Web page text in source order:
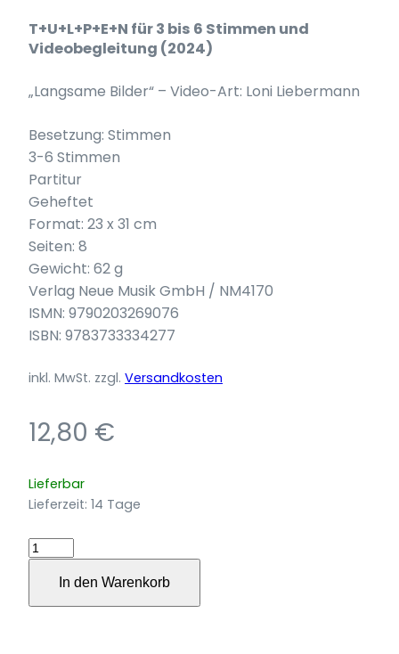
T+U+L+P+E+N für 3 bis 6 Stimmen und
Videobegleitung (2024)
„Langsame Bilder“ – Video-Art: Loni Liebermann
Besetzung: Stimmen
3-6 Stimmen
Partitur
Geheftet
Format: 23 x 31 cm
Seiten: 8
Gewicht: 62 g
Verlag Neue Musik GmbH / NM4170
ISMN: 9790203269076
ISBN: 9783733334277
inkl. MwSt. zzgl. Versandkosten
12,80 €
Lieferbar
Lieferzeit: 14 Tage
T+U+L+P+E+N
für
bis
In den Warenkorb